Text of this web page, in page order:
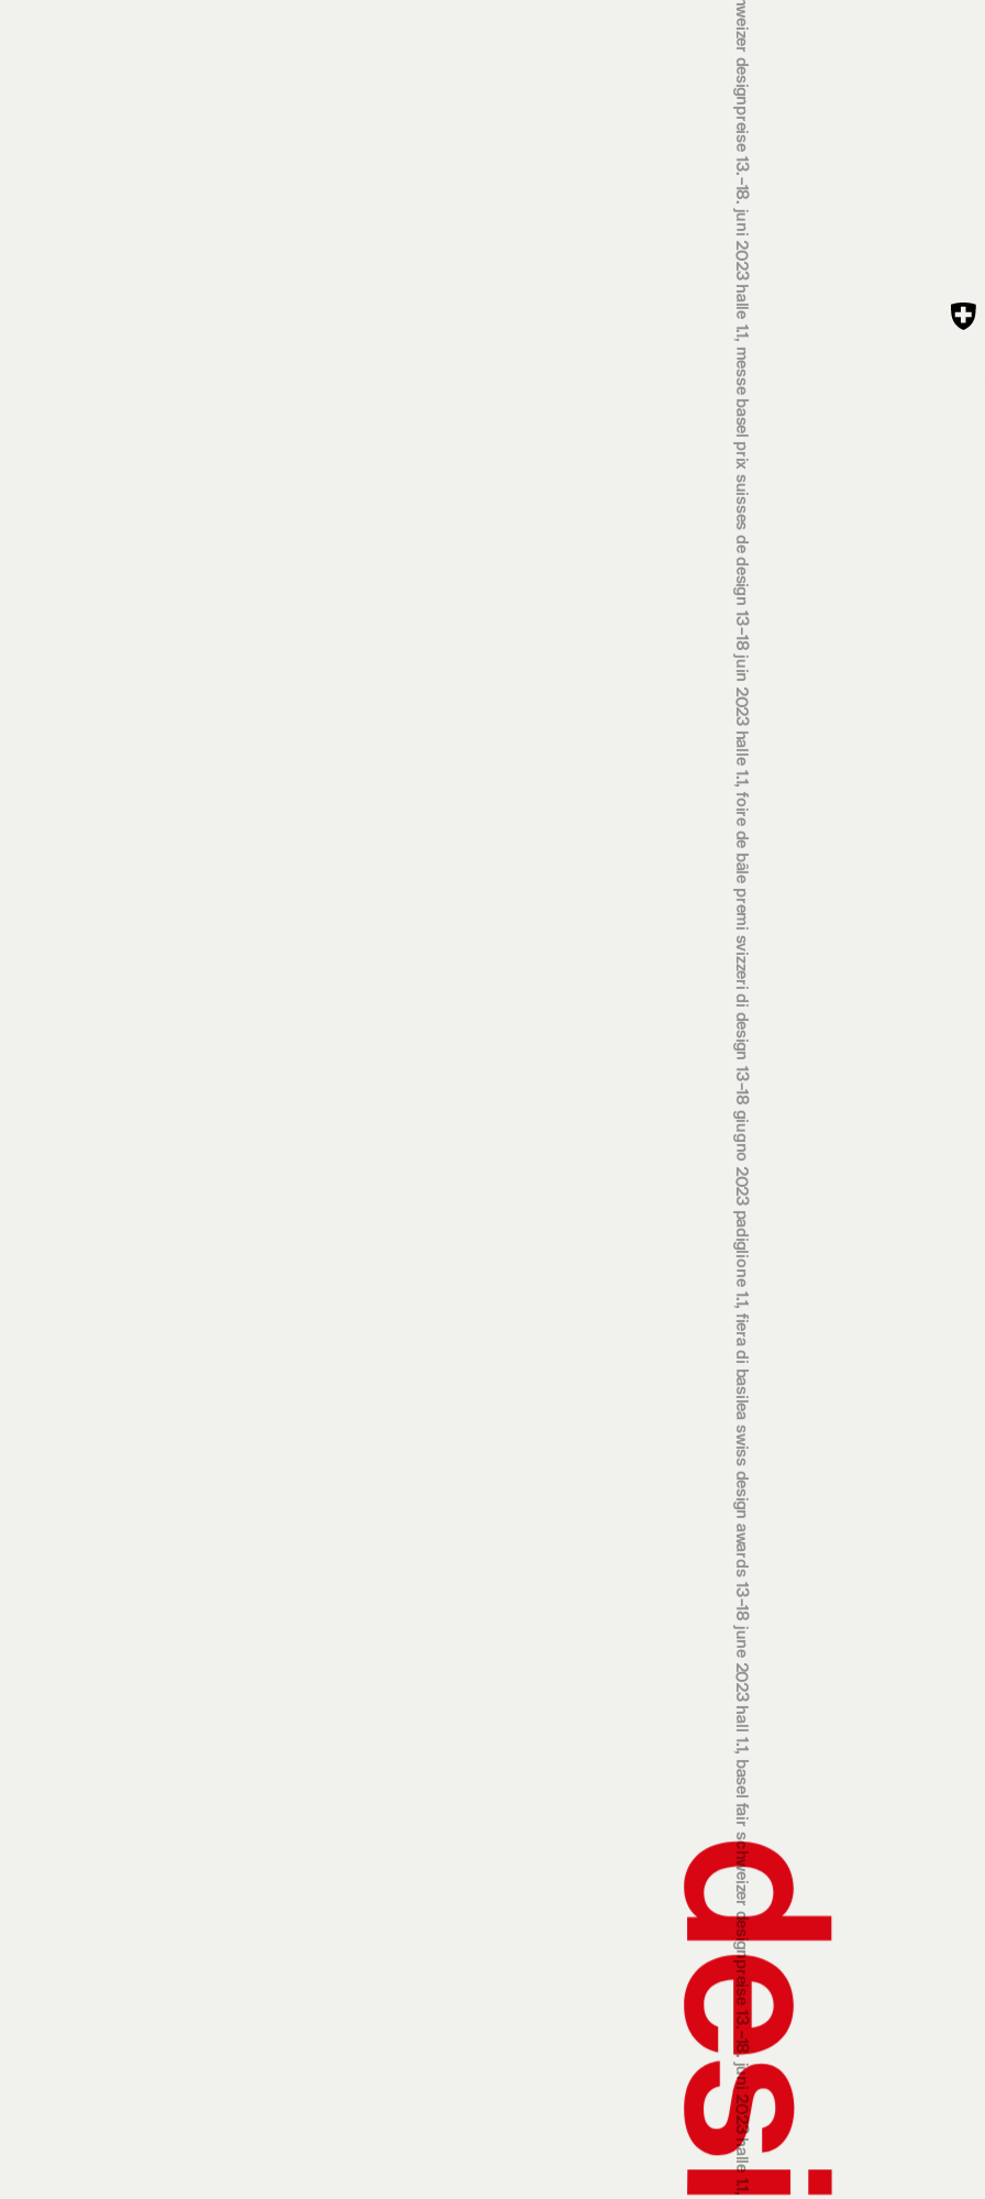
schweizer designpreise 13.‒18. juni 2023 halle 1.1, messe basel
prix suisses de design 13‒18 juin 2023 halle 1.1, foire de bâle
premi svizzeri di design 13‒18 giugno 2023 padiglione 1.1, fiera di basilea
swiss design awards 13‒18 june 2023 hall 1.1, basel fair
schweizer designpreise 13.‒18. juni 2023 halle 1.1, messe basel